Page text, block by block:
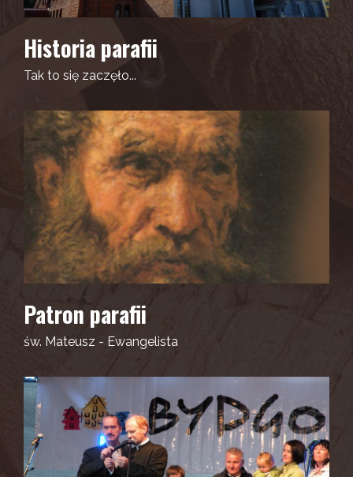
Historia parafii
Tak to się zaczęło...
Patron parafii
św. Mateusz - Ewangelista